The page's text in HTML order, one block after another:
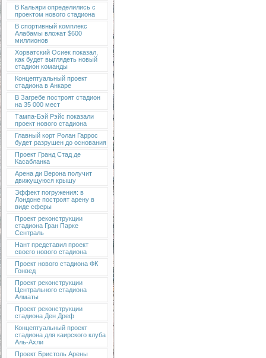
В Кальяри определились с
проектом нового стадиона
В спортивный комплекс
Алабамы вложат $600
миллионов
Хорватский Осиек показал,
как будет выглядеть новый
стадион команды
Концептуальный проект
стадиона в Анкаре
В Загребе построят стадион
на 35 000 мест
Тампа-Бэй Рэйс показали
проект нового стадиона
Главный корт Ролан Гаррос
будет разрушен до основания
Проект Гранд Стад де
Касабланка
Арена ди Верона получит
движущуюся крышу
Эффект погружения: в
Лондоне построят арену в
виде сферы
Проект реконструкции
стадиона Гран Парке
Сентраль
Нант представил проект
своего нового стадиона
Проект нового стадиона ФК
Гонвед
Проект реконструкции
Центрального стадиона
Алматы
Проект реконструкции
стадиона Ден Дреф
Концептуальный проект
стадиона для каирского клуба
Аль-Ахли
Проект Бристоль Арены